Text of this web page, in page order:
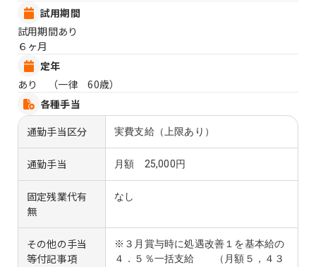
試用期間
試用期間あり
６ヶ月
定年
あり （一律 60歳）
各種手当
通勤手当区分
実費支給（上限あり）
通勤手当 月額 25,000円
固定残業代有
無
なし
その他の手当
等付記事項
※３月賞与時に処遇改善１を基本給の
４．５％一括支給 （月額５，４３